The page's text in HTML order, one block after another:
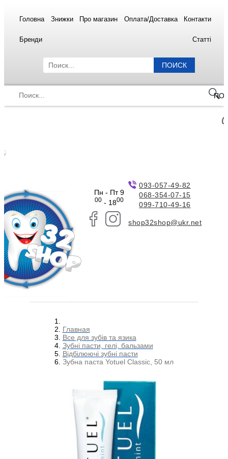
Головна Знижки Про магазин Оплата/Доставка Контакти
Бренди Статті
ПОИСК
Пн - Пт 9
00- 1800
093-057-49-82
068-354-07-15
099-710-49-16
shop32shop@ukr.net
Главная
Все для зубів та язика
Зубні пасти, гелі, бальзами
Відбілюючі зубні пасти
Зубна паста Yotuel Classiс, 50 мл